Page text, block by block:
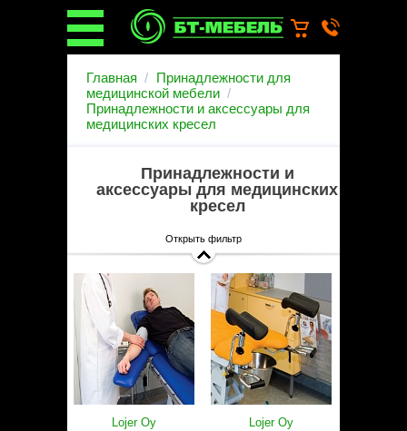
О бренде
Новости
Каталог
Монтаж операционных
светильников
Ремонт медицинской мебели
Гарантийное обслуживание
медицинской мебели
Инструкции от производителей
Установка медицинской мебели
Доставка
Наши объекты
Производители
Дилерам
Главная
Принадлежности для
медицинской мебели
Принадлежности и аксессуары для
медицинских кресел
Принадлежности и
аксессуары для медицинских
кресел
Открыть фильтр
Lojer Oy
Lojer Oy